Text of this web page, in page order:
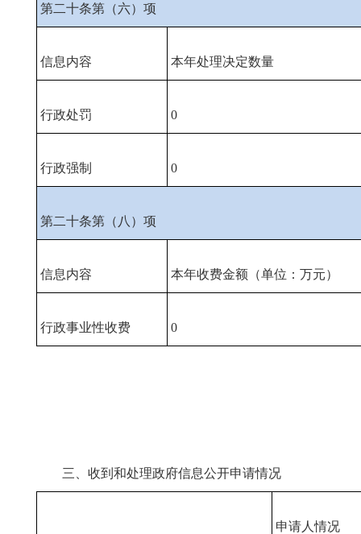
第二十条第（六）项
信息内容 本年处理决定数量
行政处罚 0
行政强制 0
第二十条第（八）项
信息内容 本年收费金额（单位：万元）
行政事业性收费 0
三、收到和处理政府信息公开申请情况
申请人情况